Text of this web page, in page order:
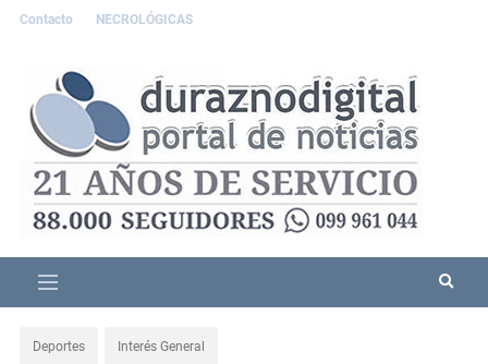
Contacto NECROLÓGICAS
Deportes Interés General